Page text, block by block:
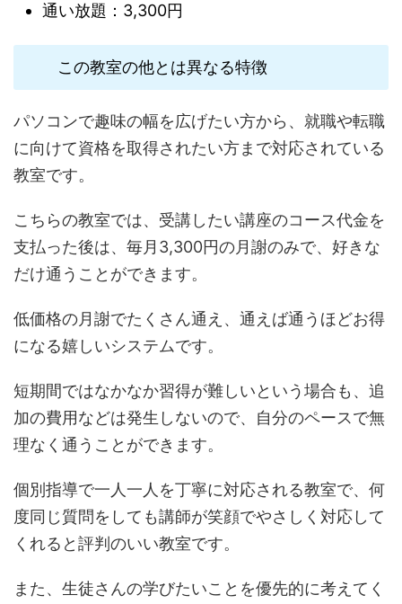
通い放題：3,300円
この教室の他とは異なる特徴
パソコンで趣味の幅を広げたい方から、就職や転職
に向けて資格を取得されたい方まで対応されている
教室です。
こちらの教室では、受講したい講座のコース代金を
支払った後は、毎月3,300円の月謝のみで、好きな
だけ通うことができます。
低価格の月謝でたくさん通え、通えば通うほどお得
になる嬉しいシステムです。
短期間ではなかなか習得が難しいという場合も、追
加の費用などは発生しないので、自分のペースで無
理なく通うことができます。
個別指導で一人一人を丁寧に対応される教室で、何
度同じ質問をしても講師が笑顔でやさしく対応して
くれると評判のいい教室です。
また、生徒さんの学びたいことを優先的に考えてく